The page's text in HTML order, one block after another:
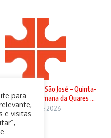
Solenidade de São José – Quinta-
feira da 4ª Semana da Quares ...
19 de março de 2026
para
e visitas